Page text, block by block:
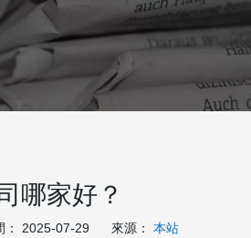
哪家好？
2025-07-29 來源： 本站